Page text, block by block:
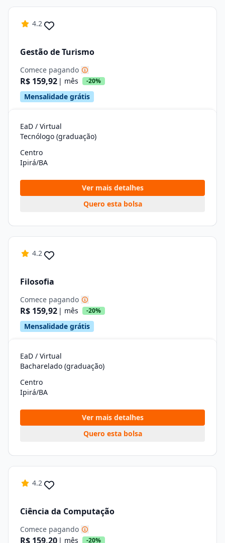
4.2
Gestão de Turismo
Comece pagando
R$ 159,92 | mês -20%
Mensalidade grátis
EaD / Virtual
Tecnólogo (graduação)
Centro
Ipirá/BA
Ver mais detalhes
Quero esta bolsa
4.2
Filosofia
Comece pagando
R$ 159,92 | mês -20%
Mensalidade grátis
EaD / Virtual
Bacharelado (graduação)
Centro
Ipirá/BA
Ver mais detalhes
Quero esta bolsa
4.2
Ciência da Computação
Comece pagando
R$ 159,20 | mês -20%